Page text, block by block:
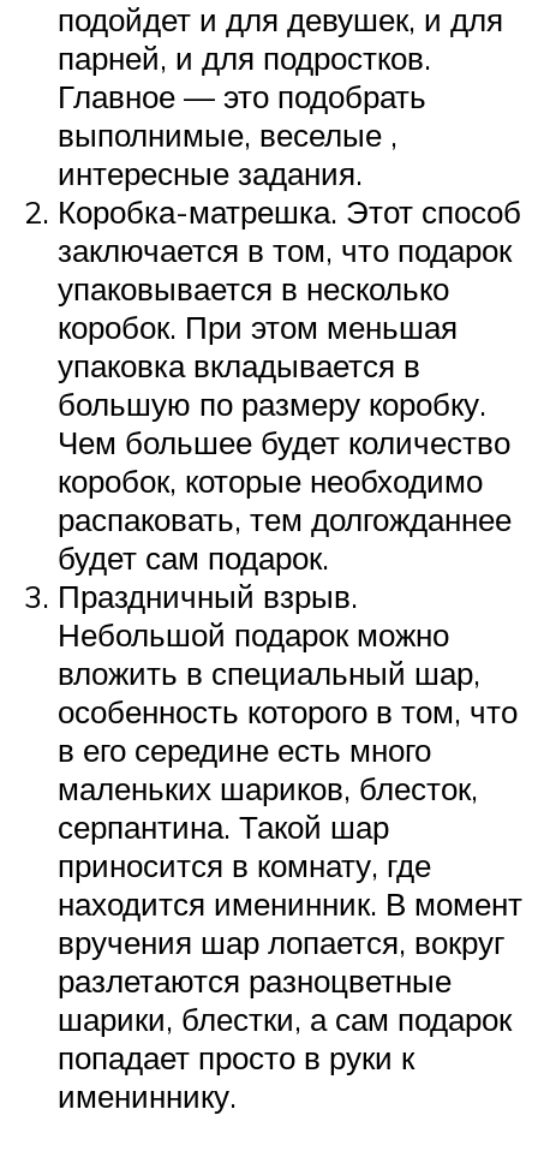
подойдет и для девушек, и для
парней, и для подростков.
Главное — это подобрать
выполнимые, веселые ,
интересные задания.
Коробка-матрешка. Этот способ
заключается в том, что подарок
упаковывается в несколько
коробок. При этом меньшая
упаковка вкладывается в
большую по размеру коробку.
Чем большее будет количество
коробок, которые необходимо
распаковать, тем долгожданнее
будет сам подарок.
Праздничный взрыв.
Небольшой подарок можно
вложить в специальный шар,
особенность которого в том, что
в его середине есть много
маленьких шариков, блесток,
серпантина. Такой шар
приносится в комнату, где
находится именинник. В момент
вручения шар лопается, вокруг
разлетаются разноцветные
шарики, блестки, а сам подарок
попадает просто в руки к
имениннику.